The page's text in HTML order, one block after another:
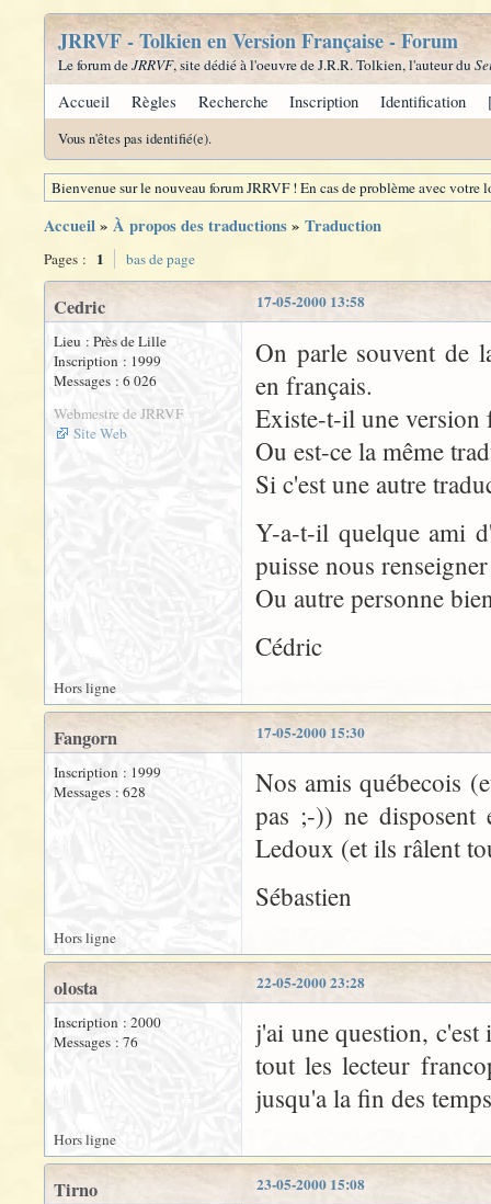
JRRVF - Tolkien en Version Française - Forum
Le forum deJRRVF, site dédié à l'oeuvre de J.R.R. Tolkien, l'auteur du
Accueil Règles Recherche Inscription Identification
Vous n'êtes pas identifié(e).
Bienvenue sur le nouveau forum JRRVF ! En cas de problème avec
Accueil» À propos des traductions» Traduction
Pages : 1 bas de page
17-05-2000 13:58
Cedric
Lieu : Près de Lille
Inscription : 1999
Messages : 6 026
Webmestre de JRRVF
Site Web
On parle souvent de
en français.
Existe-t-il une version
Ou est-ce la même
Si c'est une autre
Y-a-t-il quelque ami
puisse nous
Ou autre personne
Cédric
Hors ligne
17-05-2000 15:30
Fangorn
Inscription : 1999
Messages : 628
Nos amis québecois
pas ;-)) ne disposent
Ledoux (et ils râlent
Sébastien
Hors ligne
22-05-2000 23:28
olosta
Inscription : 2000
Messages : 76
j'ai une question,
tout les lecteur
jusqu'a la fin des
Hors ligne
23-05-2000 15:08
Tirno